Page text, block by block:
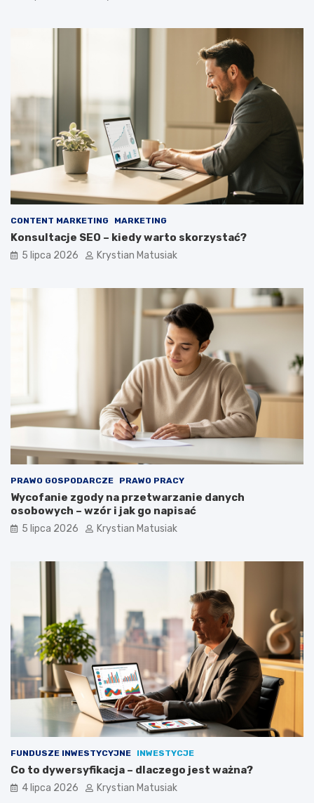
CONTENT MARKETING MARKETING
Konsultacje SEO – kiedy warto skorzystać?
5 lipca 2026 Krystian Matusiak
PRAWO GOSPODARCZE PRAWO PRACY
Wycofanie zgody na przetwarzanie danych
osobowych – wzór i jak go napisać
5 lipca 2026 Krystian Matusiak
FUNDUSZE INWESTYCYJNE INWESTYCJE
Co to dywersyfikacja – dlaczego jest ważna?
4 lipca 2026 Krystian Matusiak